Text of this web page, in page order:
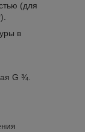
(для
в
G ¾.